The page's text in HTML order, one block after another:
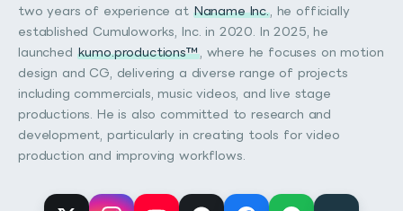
two years of experience at Naname Inc., he officially
established Cumuloworks, Inc. in 2020. In 2025, he
launched kumo.productions™, where he focuses on motion
design and CG, delivering a diverse range of projects
including commercials, music videos, and live stage
productions. He is also committed to research and
development, particularly in creating tools for video
production and improving workflows.